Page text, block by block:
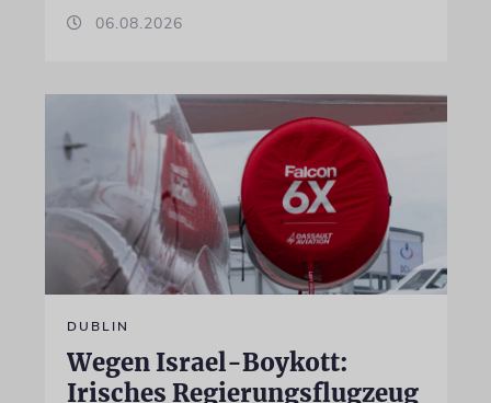
06.08.2026
DUBLIN
Wegen Israel-Boykott:
Irisches Regierungsflugzeug